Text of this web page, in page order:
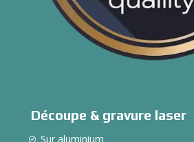
Découpe & gravure laser
Sur aluminium